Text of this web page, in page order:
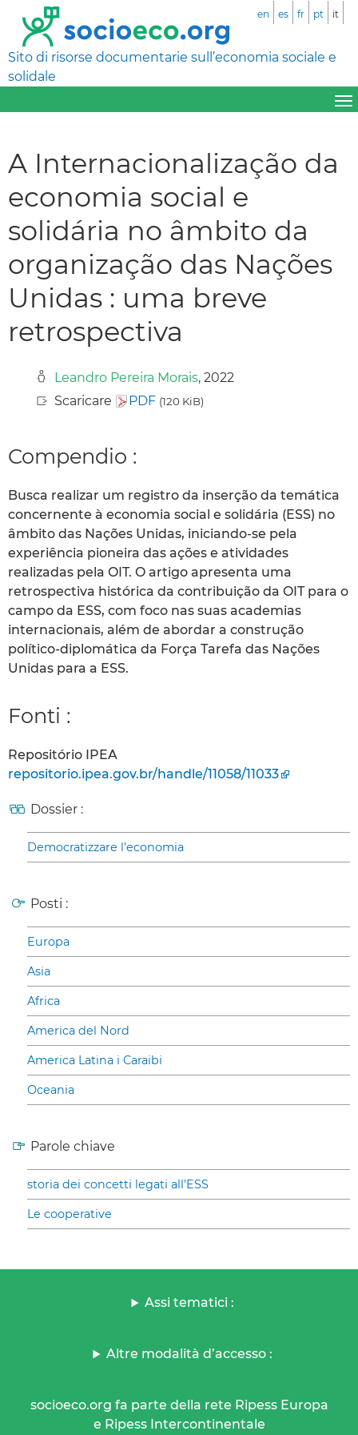
Sito di risorse documentarie sull’economia sociale e
solidale
en es fr pt it
A Internacionalização da
economia social e
solidária no âmbito da
organização das Nações
Unidas : uma breve
retrospectiva
Leandro Pereira Morais, 2022
Scaricare
PDF (120 KiB)
Compendio :
Busca realizar um registro da inserção da temática
concernente à economia social e solidária (ESS) no
âmbito das Nações Unidas, iniciando-se pela
experiência pioneira das ações e atividades
realizadas pela OIT. O artigo apresenta uma
retrospectiva histórica da contribuição da OIT para o
campo da ESS, com foco nas suas academias
internacionais, além de abordar a construção
político-diplomática da Força Tarefa das Nações
Unidas para a ESS.
Fonti :
Repositório IPEA
repositorio.ipea.gov.br/handle/11058/11033
Dossier :
Democratizzare l’economia
Posti :
Europa
Asia
Africa
America del Nord
America Latina i Caraibi
Oceania
Parole chiave
storia dei concetti legati all’ESS
Le cooperative
Assi tematici :
Altre modalità d’accesso :
socioeco.org fa parte della rete Ripess Europa
e Ripess Intercontinentale